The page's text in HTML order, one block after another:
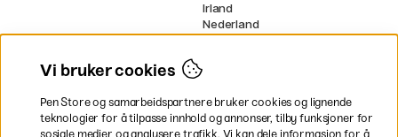
Irland
Nederland
Tyskland
* Spesifikkefraktvilkårgjelder for
voluminøse varer.
Vi bruker cookies
Pen Store og samarbeidspartnere bruker cookies og lignende
teknologier for å tilpasse innhold og annonser, tilby funksjoner for
sosiale medier og analysere trafikk. Vi kan dele informasjon for å